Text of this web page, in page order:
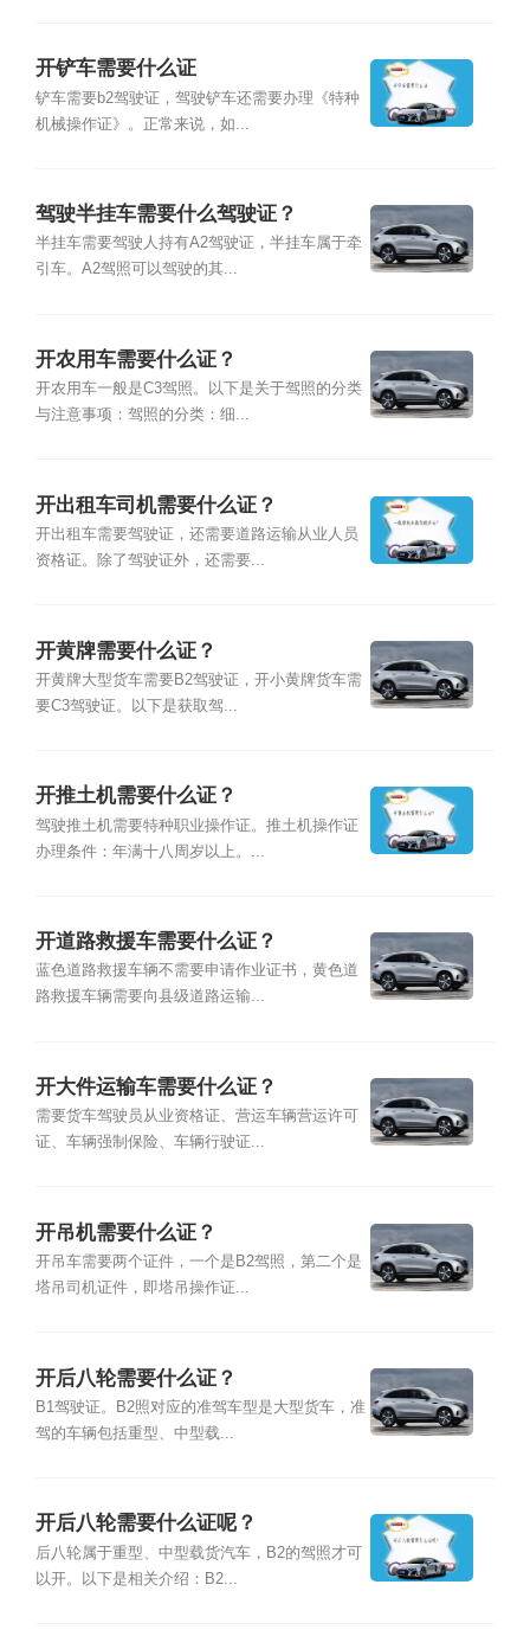
开铲车需要什么证
铲车需要b2驾驶证，驾驶铲车还需要办理《特种
机械操作证》。正常来说，如...
驾驶半挂车需要什么驾驶证？
半挂车需要驾驶人持有A2驾驶证，半挂车属于牵
引车。A2驾照可以驾驶的其...
开农用车需要什么证？
开农用车一般是C3驾照。以下是关于驾照的分类
与注意事项：驾照的分类：细...
开出租车司机需要什么证？
开出租车需要驾驶证，还需要道路运输从业人员
资格证。除了驾驶证外，还需要...
开黄牌需要什么证？
开黄牌大型货车需要B2驾驶证，开小黄牌货车需
要C3驾驶证。以下是获取驾...
开推土机需要什么证？
驾驶推土机需要特种职业操作证。推土机操作证
办理条件：年满十八周岁以上。...
开道路救援车需要什么证？
蓝色道路救援车辆不需要申请作业证书，黄色道
路救援车辆需要向县级道路运输...
开大件运输车需要什么证？
需要货车驾驶员从业资格证、营运车辆营运许可
证、车辆强制保险、车辆行驶证...
开吊机需要什么证？
开吊车需要两个证件，一个是B2驾照，第二个是
塔吊司机证件，即塔吊操作证...
开后八轮需要什么证？
B1驾驶证。B2照对应的准驾车型是大型货车，准
驾的车辆包括重型、中型载...
开后八轮需要什么证呢？
后八轮属于重型、中型载货汽车，B2的驾照才可
以开。以下是相关介绍：B2...